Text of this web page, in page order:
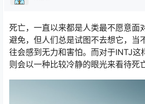
死亡，一直以来都是人类最不愿意面
避免，但人们总是试图不去想它，当
往会感到无力和害怕。而对于INTJ这
则会以一种比较冷静的眼光来看待死亡